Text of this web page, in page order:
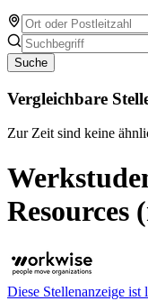
Suche
Vergleichbare
Zur Zeit sind keine
Resources
Diese Stellenanzeige ist